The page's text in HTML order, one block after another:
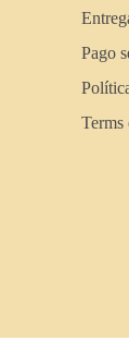
Pago